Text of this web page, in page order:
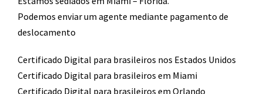
Podemos enviar um agente mediante pagamento de
deslocamento​
Certificado Digital para brasileiros nos Estados Unidos
Certificado Digital para brasileiros em Miami
Certificado Digital para brasileiros em Orlando